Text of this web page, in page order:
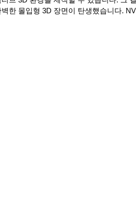
한 몰입형 3D 장면이 탄생했습니다.